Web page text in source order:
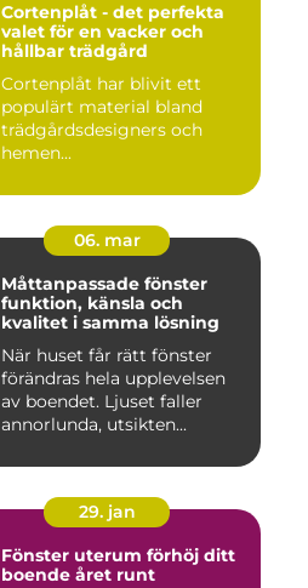
Cortenplåt - det perfekta
valet för en vacker och
hållbar trädgård
Cortenplåt har blivit ett
populärt material bland
trädgårdsdesigners och
hemen...
06. mar
Måttanpassade fönster
funktion, känsla och
kvalitet i samma lösning
När huset får rätt fönster
förändras hela upplevelsen
av boendet. Ljuset faller
annorlunda, utsikten...
29. jan
Fönster uterum förhöj ditt
boende året runt